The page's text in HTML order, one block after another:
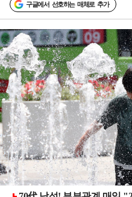
구글에서 선호하는 매체로 추가